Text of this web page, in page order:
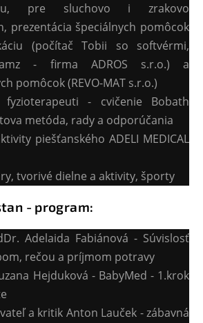
pre sluchovo i zrakovo
prezentácia špeciálnych pomôcok
(počítač Tobii so softvérmi,
- firma ADROS s.r.o.) a
pomôcok (REVO-MAT s.r.o.)
- cvičenie Bobath
metóda, rady a odporúčania
piešťanského ADELI MEDICAL
tvorivé dielne a aktivity, športy
- program:
Adelaida Fabiánová - Súvislosť
rečou a príjmom potravy
Hejduková - BabyMed - 1.krok
a kritik Anton Lauček - zábavná